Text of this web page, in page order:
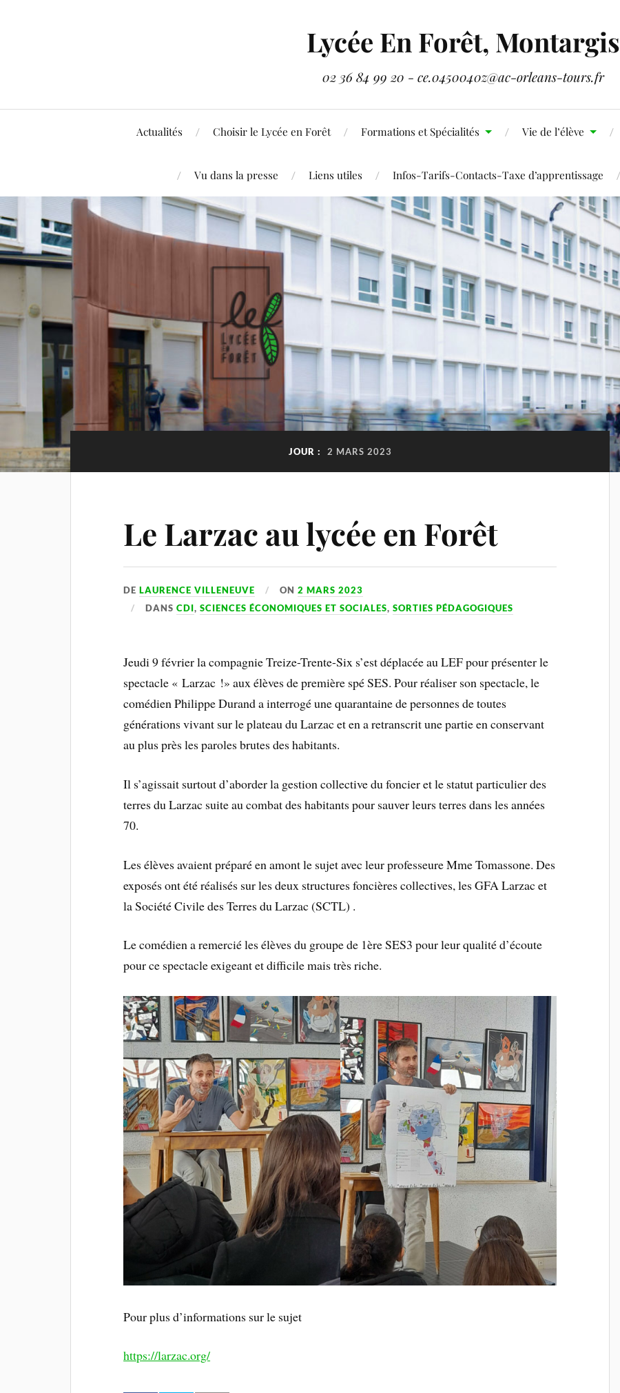
Lycée En Forêt, Montargis
02 36 84 99 20 - ce.0450040z@ac-orleans-tours.fr
Actualités Choisir le Lycée en Forêt Formations et Spécialités Vie de l’élève
Vu dans la presse Liens utiles Infos-Tarifs-Contacts-Taxe d’apprentissage
JOUR : 2 MARS 2023
Le Larzac au lycée en Forêt
DELAURENCE VILLENEUVE ON2 MARS 2023
DANSCDI,SCIENCES ÉCONOMIQUES ET SOCIALES,SORTIES PÉDAGOGIQUES
Jeudi 9 février la compagnie Treize-Trente-Six s’est déplacée au LEF pour présenter le
spectacle « Larzac !» aux élèves de première spé SES. Pour réaliser son spectacle, le
comédien Philippe Durand a interrogé une quarantaine de personnes de toutes
générations vivant sur le plateau du Larzac et en a retranscrit une partie en conservant
au plus près les paroles brutes des habitants.
Il s’agissait surtout d’aborder la gestion collective du foncier et le statut particulier des
terres du Larzac suite au combat des habitants pour sauver leurs terres dans les années
70.
Les élèves avaient préparé en amont le sujet avec leur professeure Mme Tomassone. Des
exposés ont été réalisés sur les deux structures foncières collectives, les GFA Larzac et
la Société Civile des Terres du Larzac (SCTL) .
Le comédien a remercié les élèves du groupe de 1ère SES3 pour leur qualité d’écoute
pour ce spectacle exigeant et difficile mais très riche.
Pour plus d’informations sur le sujet
https://larzac.org/